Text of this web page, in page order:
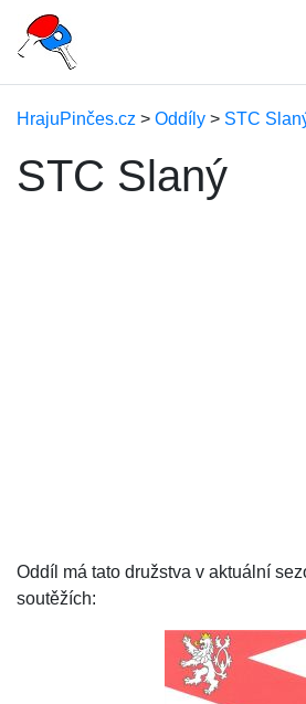
HrajuPinčes.cz > Oddíly > STC
STC Slaný
Oddíl má tato družstva v aktuální
soutěžích: